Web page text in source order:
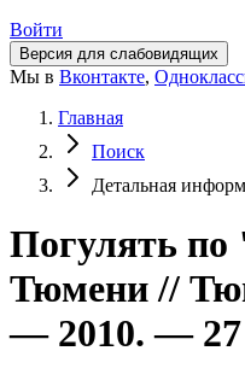
Войти
Версия для слабовидящих
Мы в Вконтакте,
Главная
Поиск
Детальная
Погулять
Тюмени //
— 2010. — 27